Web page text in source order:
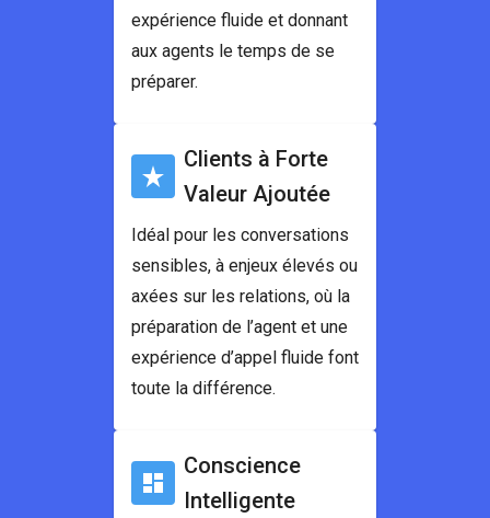
expérience fluide et donnant
aux agents le temps de se
préparer.
Clients à Forte
Valeur Ajoutée
Idéal pour les conversations
sensibles, à enjeux élevés ou
axées sur les relations, où la
préparation de l’agent et une
expérience d’appel fluide font
toute la différence.
Conscience
Intelligente